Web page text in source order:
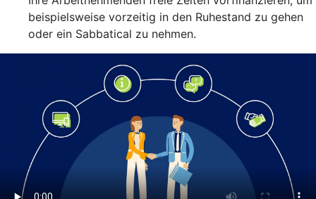
beispielsweise vorzeitig in den Ruhestand zu gehen
oder ein Sabbatical zu nehmen.